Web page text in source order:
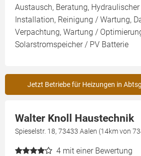
Austausch, Beratung,
Installation, Reinigung / Wartung,
Verpachtung, Wartung /
Solarstromspeicher / PV Batterie
Jetzt Betriebe für Heizungen in
Walter Knoll Haustechnik
Spieselstr. 18, 73433 Aalen (14km von
4 mit einer Bewertung